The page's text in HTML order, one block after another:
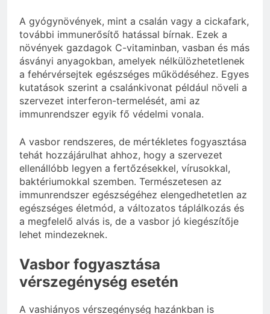
A gyógynövények, mint a csalán vagy a cickafark,
további immunerősítő hatással bírnak. Ezek a
növények gazdagok C-vitaminban, vasban és más
ásványi anyagokban, amelyek nélkülözhetetlenek
a fehérvérsejtek egészséges működéséhez. Egyes
kutatások szerint a csalánkivonat például növeli a
szervezet interferon-termelését, ami az
immunrendszer egyik fő védelmi vonala.
A vasbor rendszeres, de mértékletes fogyasztása
tehát hozzájárulhat ahhoz, hogy a szervezet
ellenállóbb legyen a fertőzésekkel, vírusokkal,
baktériumokkal szemben. Természetesen az
immunrendszer egészségéhez elengedhetetlen az
egészséges életmód, a változatos táplálkozás és
a megfelelő alvás is, de a vasbor jó kiegészítője
lehet mindezeknek.
Vasbor fogyasztása
vérszegénység esetén
A vashiányos vérszegénység hazánkban is